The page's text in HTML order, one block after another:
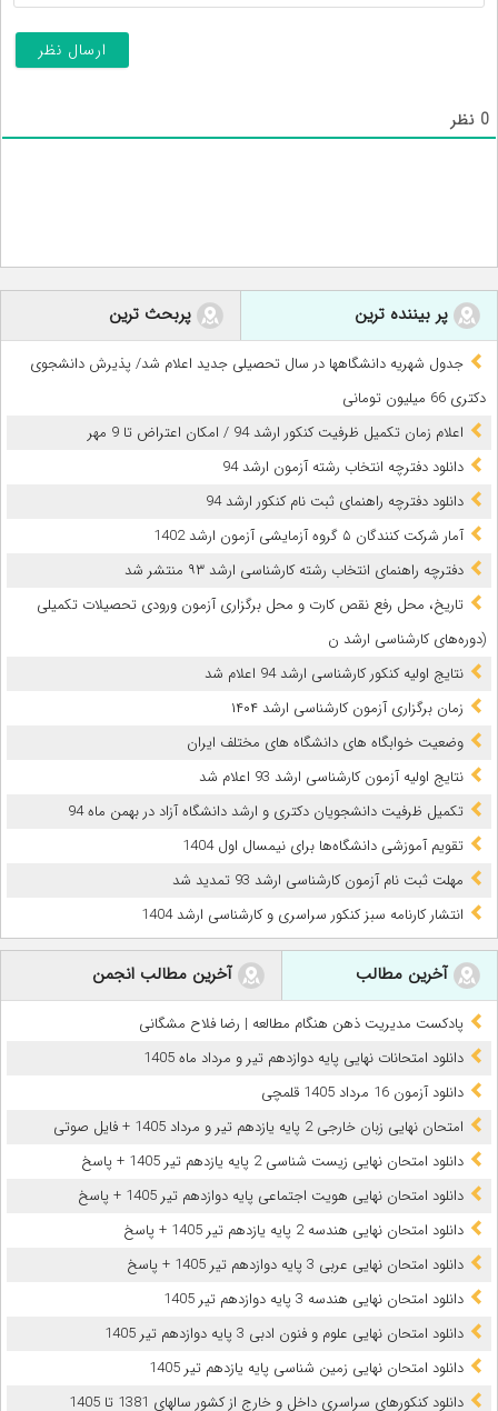
0 نظر
پر بیننده ترین پربحث ترین
جدول شهریه دانشگاهها در سال تحصیلی جدید اعلام شد/ پذیرش دانشجوی
دکتری 66 میلیون تومانی
اعلام زمان تکمیل ظرفیت کنکور ارشد 94 / امکان اعتراض تا 9 مهر
دانلود دفترچه انتخاب رشته آزمون ارشد 94
دانلود دفترچه راهنمای ثبت نام کنکور ارشد 94
آمار شرکت کنندگان ۵ گروه آزمایشی آزمون ارشد 1402
دفترچه راهنمای انتخاب رشته کارشناسی ارشد ۹۳ منتشر شد
تاریخ‌، محل‌ رفع نقص کارت و محل‌ برگزاری‌ آزمون‌ ورودی‌ تحصیلات‌ تکمیلی‌
(دوره‌های‌ کارشناسی‌ ارشد ن
نتایج اولیه کنکور کارشناسی ارشد 94 اعلام شد
زمان برگزاری آزمون کارشناسی‌ ارشد ۱۴۰۴
وضعیت خوابگاه های دانشگاه های مختلف ایران
نتایج اولیه آزمون کارشناسی ارشد 93 اعلام شد
تکمیل ظرفیت دانشجویان دکتری و ارشد دانشگاه آزاد در بهمن ماه 94
تقویم آموزشی دانشگاه‌ها برای نیمسال اول 1404
مهلت ثبت نام آزمون کارشناسی ارشد 93 تمدید شد
انتشار کارنامه سبز کنکور سراسری و کارشناسی ارشد 1404
آخرین مطالب آخرین مطالب انجمن
پادکست مدیریت ذهن هنگام مطالعه | رضا فلاح مشگانی
دانلود امتحانات نهایی پایه دوازدهم تیر و مرداد ماه 1405
دانلود آزمون 16 مرداد 1405 قلمچی
امتحان نهایی زبان خارجی 2 پایه یازدهم تیر و مرداد 1405 + فایل صوتی
دانلود امتحان نهایی زیست شناسی 2 پایه یازدهم تیر 1405 + پاسخ
دانلود امتحان نهایی هویت اجتماعی پایه دوازدهم تیر 1405 + پاسخ
دانلود امتحان نهایی هندسه 2 پایه یازدهم تیر 1405 + پاسخ
دانلود امتحان نهایی عربی 3 پایه دوازدهم تیر 1405 + پاسخ
دانلود امتحان نهایی هندسه 3 پایه دوازدهم تیر 1405
دانلود امتحان نهایی علوم و فنون ادبی 3 پایه دوازدهم تیر 1405
دانلود امتحان نهایی زمین شناسی پایه یازدهم تیر 1405
دانلود کنکورهای سراسری داخل و خارج از کشور سالهای 1381 تا 1405